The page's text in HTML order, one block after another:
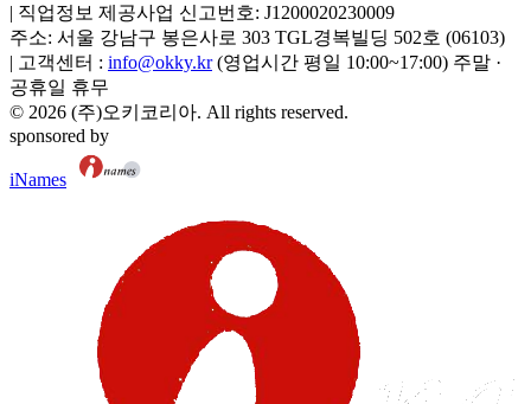
| 직업정보 제공사업 신고번호: J1200020230009
주소: 서울 강남구 봉은사로 303 TGL경복빌딩 502호 (06103)
| 고객센터 : info@okky.kr (영업시간 평일 10:00~17:00) 주말 ·
공휴일 휴무
© 2026 (주)오키코리아. All rights reserved.
sponsored by
iNames